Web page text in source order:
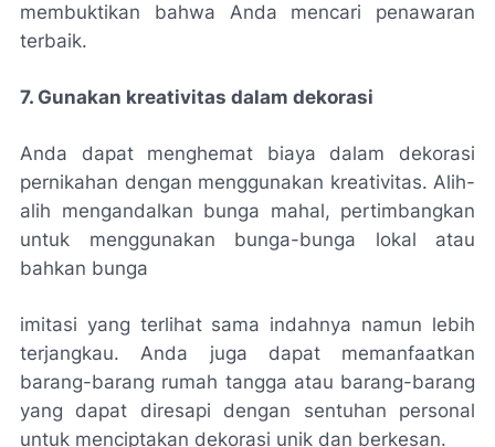
membuktikan bahwa Anda mencari penawaran
terbaik.
7. Gunakan kreativitas dalam dekorasi
Anda dapat menghemat biaya dalam dekorasi
pernikahan dengan menggunakan kreativitas. Alih-
alih mengandalkan bunga mahal, pertimbangkan
untuk menggunakan bunga-bunga lokal atau
bahkan bunga
imitasi yang terlihat sama indahnya namun lebih
terjangkau. Anda juga dapat memanfaatkan
barang-barang rumah tangga atau barang-barang
yang dapat diresapi dengan sentuhan personal
untuk menciptakan dekorasi unik dan berkesan.